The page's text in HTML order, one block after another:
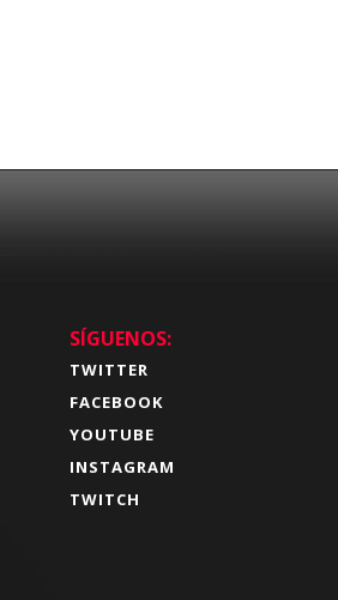
SÍGUENOS:
TWITTER
FACEBOOK
YOUTUBE
INSTAGRAM
TWITCH